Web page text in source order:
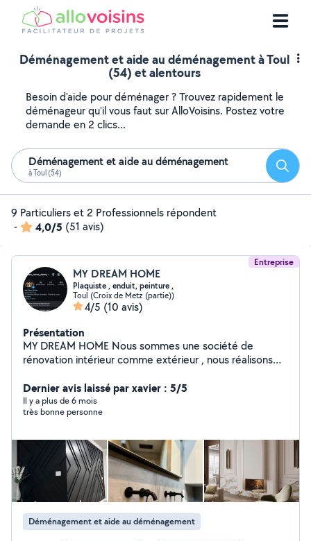
Déménagement et aide au déménagement à Toul
(54) et alentours
Besoin d'aide pour déménager ? Trouvez rapidement le
déménageur qu'il vous faut sur AlloVoisins. Postez votre
demande en 2 clics...
Déménagement et aide au déménagement
à Toul (54)
9 Particuliers et 2 Professionnels répondent
-
4,0/5 (51 avis)
Entreprise
MY DREAM HOME
Plaquiste , enduit, peinture ,
Toul (Croix de Metz (partie))
4/5 (10 avis)
Présentation
MY DREAM HOME Nous sommes une société de
rénovation intérieur comme extérieur , nous réalisons
carrelage, placo plâtre , enduit , peinture, salle de bain
complet Nous mettons en œuvre notre passion et
notre expérience pour réaliser tous vos rêves
Dernier avis laissé par xavier : 5/5
Il y a plus de 6 mois
très bonne personne
Déménagement et aide au déménagement